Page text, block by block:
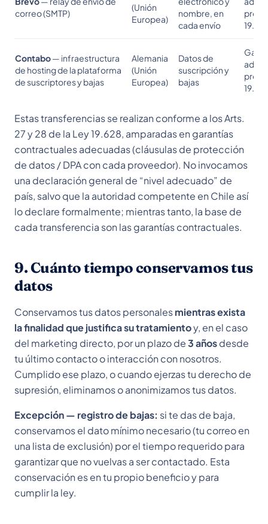
correo (SMTP)
(Unión
Europea)
nombre, en
cada envío
Contabo— infraestructura
de hosting de la plataforma
de suscriptores y bajas
Alemania
(Unión
Europea)
Datos de
suscripción y
bajas
Estas transferencias se realizan conforme a los Arts.
27 y 28 de la Ley 19.628, amparadas en garantías
contractuales adecuadas (cláusulas de protección
de datos / DPA con cada proveedor). No invocamos
una declaración general de “nivel adecuado” de
país, salvo que la autoridad competente en Chile así
lo declare formalmente; mientras tanto, la base de
cada transferencia son las garantías contractuales.
9. Cuánto tiempo conservamos tus
datos
Conservamos tus datos personalesmientras exista
la finalidad que justifica su tratamientoy, en el caso
del marketing directo, por un plazo de3 añosdesde
tu último contacto o interacción con nosotros.
Cumplido ese plazo, o cuando ejerzas tu derecho de
supresión, eliminamos o anonimizamos tus datos.
Excepción — registro de bajas: si te das de baja,
conservamos el dato mínimo necesario (tu correo en
una lista de exclusión) por el tiempo requerido para
garantizar que no vuelvas a ser contactado. Esta
conservación es en tu propio beneficio y para
cumplir la ley.